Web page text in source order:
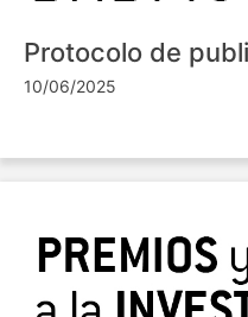
Protocolo de
10/06/2025